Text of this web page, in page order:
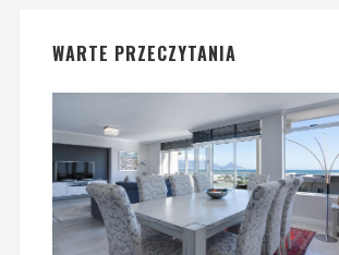
WARTE PRZECZYTANIA